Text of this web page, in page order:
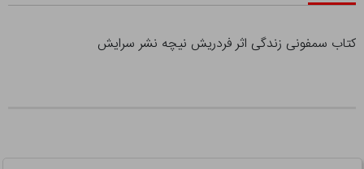
کتاب سمفونی زندگی اثر فردریش نیچه نشر سرایش